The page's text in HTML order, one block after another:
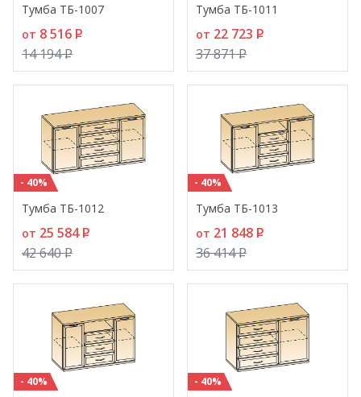
Тумба ТБ-1007
от 8 516 P
14 194P
Тумба ТБ-1011
от 22 723 P
37 871P
- 40%
Тумба ТБ-1012
от 25 584P
42 640P
- 40%
Тумба ТБ-1013
от 21 848 P
36 414P
- 40% - 40%